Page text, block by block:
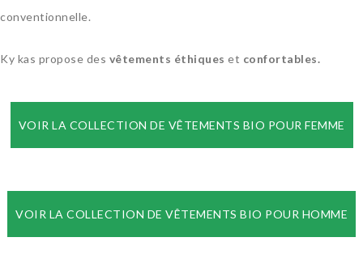
conventionnelle.
Ky kas propose des vêtements éthiques et confortables.
VOIR LA COLLECTION DE VÊTEMENTS BIO POUR FEMME
VOIR LA COLLECTION DE VÊTEMENTS BIO POUR HOMME